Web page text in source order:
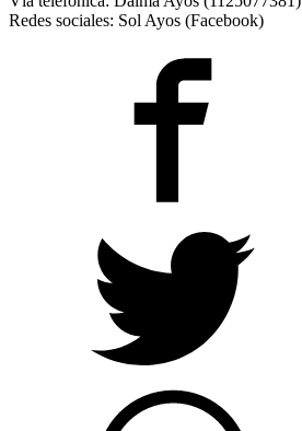
Redes sociales: Sol Ayos (Facebook)